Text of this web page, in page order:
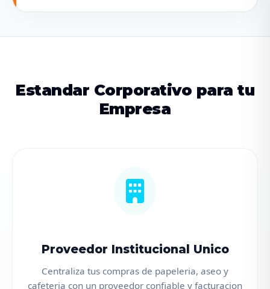
Estandar Corporativo para tu
Empresa
Proveedor Institucional Unico
Centraliza tus compras de papeleria, aseo y
cafeteria con un proveedor confiable y facturacion